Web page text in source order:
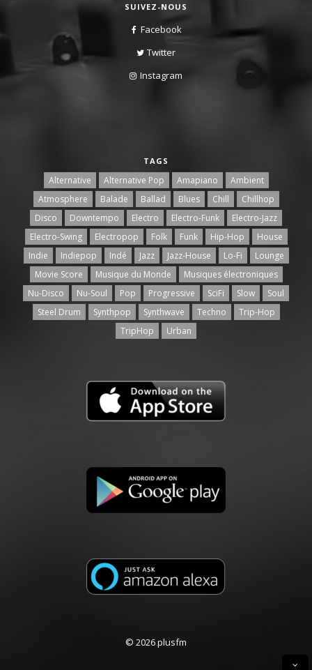
SUIVEZ-NOUS
Facebook
Twitter
Instagram
TAGS
Alternative Alternative Pop Amapiano
Ambient
Atmosphere
Balade Ballad Blues Chill
Chillhop
Disco
Downtempo Electro Electro-Funk
Electro-Jazz
Electro-Swing
Electropop Folk Funk Hip-Hop
House
Indie
Indiepop Indé Jazz Jazz-House Lo-Fi
Lounge
Movie Score
Musique du Monde
Musiques électroniques
Nu-Disco
Nu-Soul Pop Progressive SciFi Slow
Soul
Steel Drum
Synthpop Synthwave Techno
Trip-Hop
TripHop
Urban
© 2026 plusfm